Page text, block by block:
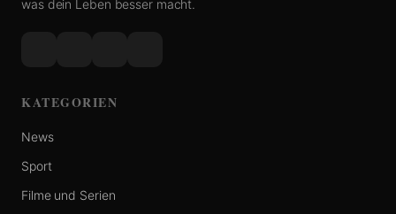
was dein Leben besser macht.
KATEGORIEN
News
Sport
Filme und Serien